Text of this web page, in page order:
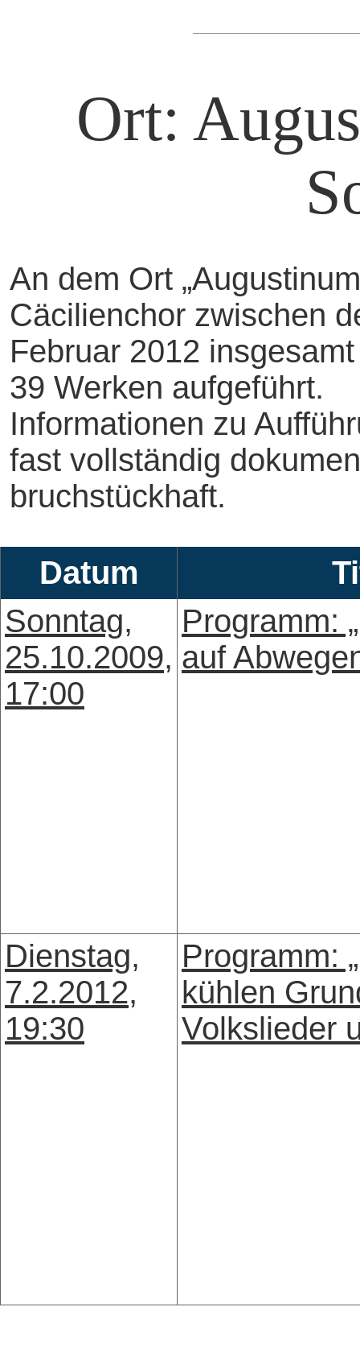
Ort:
An dem Ort
Cäcilienchor zwischen
Februar 2012
39 Werken aufgeführt.
Informationen zu
fast vollständig
bruchstückhaft.
Datum
Sonntag,
25.10.2009,
17:00
Programm:
auf
Dienstag,
7.2.2012,
19:30
Programm:
kühlen
Volkslieder